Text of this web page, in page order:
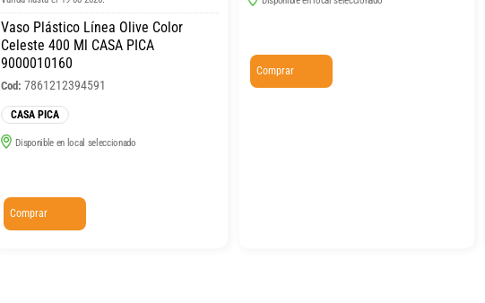
Vaso Plástico Línea Olive Color
Celeste 400 Ml CASA PICA
9000010160
Cod: 7861212394591
CASA PICA
Disponible en local seleccionado
Comprar
Comprar